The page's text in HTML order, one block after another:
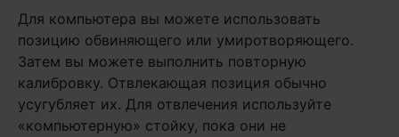
Для компьютера вы можете использовать
позицию обвиняющего или умиротворяющего.
Затем вы можете выполнить повторную
калибровку. Отвлекающая позиция обычно
усугубляет их. Для отвлечения используйте
«компьютерную» стойку, пока они не